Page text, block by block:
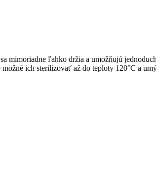
mimoriadne ľahko držia a umožňujú
ich sterilizovať až do teploty 120°C a